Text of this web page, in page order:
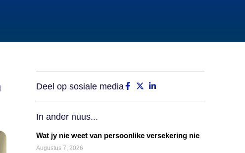
Deel op sosiale media
In ander nuus...
Wat jy nie weet van persoonlike versekering nie
Augustus 7, 2026